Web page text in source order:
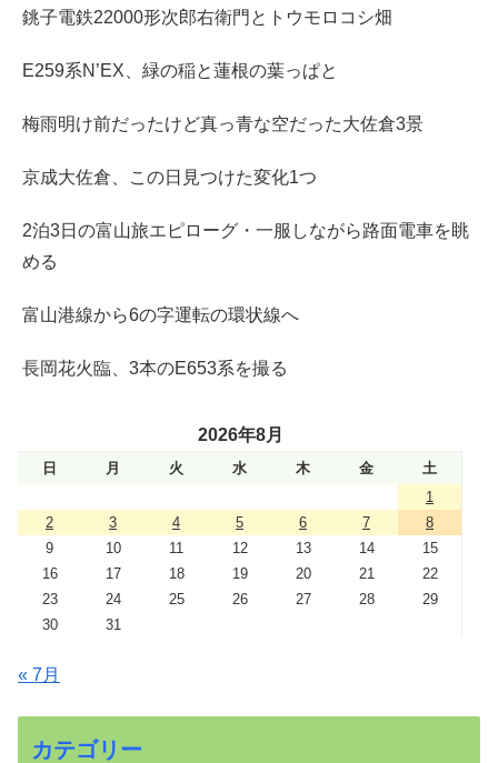
銚子電鉄22000形次郎右衛門とトウモロコシ畑
E259系N’EX、緑の稲と蓮根の葉っぱと
梅雨明け前だったけど真っ青な空だった大佐倉3景
京成大佐倉、この日見つけた変化1つ
2泊3日の富山旅エピローグ・一服しながら路面電車を眺
める
富山港線から6の字運転の環状線へ
長岡花火臨、3本のE653系を撮る
2026年8月
日 月 火 水 木 金
土
1
2
3 4 5 6 7
8
9
10 11 12 13 14
15
16
17 18 19 20 21
22
23
24 25 26 27 28
29
30
31
« 7月
カテゴリー